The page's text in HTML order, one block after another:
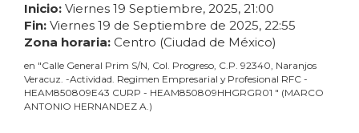
Inicio: Viernes 19 Septiembre, 2025, 21:00
Fin: Viernes 19 de Septiembre de 2025, 22:55
Zona horaria: Centro (Ciudad de México)
en "Calle General Prim S/N, Col. Progreso, C.P. 92340, Naranjos
Veracuz. -Actividad. Regimen Empresarial y Profesional RFC -
HEAM850809E43 CURP - HEAM850809HHGRGR01 " (MARCO
ANTONIO HERNANDEZ A.)